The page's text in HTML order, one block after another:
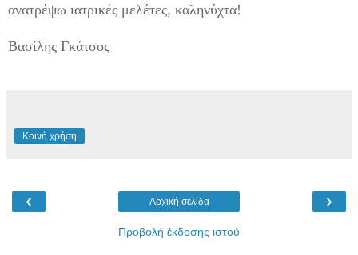
ανατρέψω ιατρικές μελέτες, καληνύχτα!
Βασίλης Γκάτσος
Κοινή χρήση
‹ ›
Αρχική σελίδα
Προβολή έκδοσης ιστού